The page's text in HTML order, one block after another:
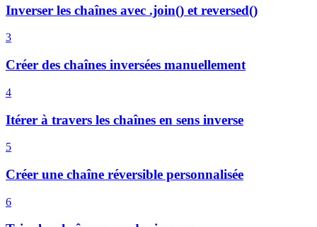
Inverser les chaînes avec .join() et reversed()
3
Créer des chaînes inversées manuellement
4
Itérer à travers les chaînes en sens inverse
5
Créer une chaîne réversible personnalisée
6